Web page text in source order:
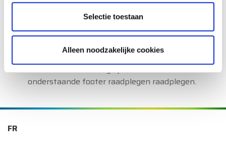
Selectie toestaan
Alleen noodzakelijke cookies
contacteren viawww.ombudsman.as
Neem voor persoonlijk advies of een
verzekeringsofferte contact op met een
verzekeringstussenpersoon.
U kunt ook de volledige juridische informatie in
onderstaande footer raadplegen raadplegen.
FR